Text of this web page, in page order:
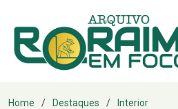
Home Destaques
Interior